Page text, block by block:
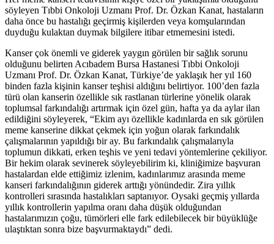
söyleyen Tıbbi Onkoloji Uzmanı Prof. Dr. Özkan Kanat, hastaların
daha önce bu hastalığı geçirmiş kişilerden veya komşularından
duyduğu kulaktan duymak bilgilere itibar etmemesini istedi.
Kanser çok önemli ve giderek yaygın görülen bir sağlık sorunu
olduğunu belirten Acıbadem Bursa Hastanesi Tıbbi Onkoloji
Uzmanı Prof. Dr. Özkan Kanat, Türkiye’de yaklaşık her yıl 160
binden fazla kişinin kanser teşhisi aldığını belirtiyor. 100’den fazla
türü olan kanserin özellikle sık rastlanan türlerine yönelik olarak
toplumsal farkındalığı artırmak için özel gün, hafta ya da aylar ilan
edildiğini söyleyerek, “Ekim ayı özellikle kadınlarda en sık görülen
meme kanserine dikkat çekmek için yoğun olarak farkındalık
çalışmalarının yapıldığı bir ay. Bu farkındalık çalışmalarıyla
toplumun dikkati, erken teşhis ve yeni tedavi yöntemlerine çekiliyor.
Bir hekim olarak sevinerek söyleyebilirim ki, kliniğimize başvuran
hastalardan elde ettiğimiz izlenim, kadınlarımız arasında meme
kanseri farkındalığının giderek arttığı yönündedir. Zira yıllık
kontrolleri sırasında hastalıkları saptanıyor. Oysaki geçmiş yıllarda
yıllık kontrollerin yapılma oranı daha düşük olduğundan
hastalarımızın çoğu, tümörleri elle fark edilebilecek bir büyüklüğe
ulaştıktan sonra bize başvurmaktaydı” dedi.